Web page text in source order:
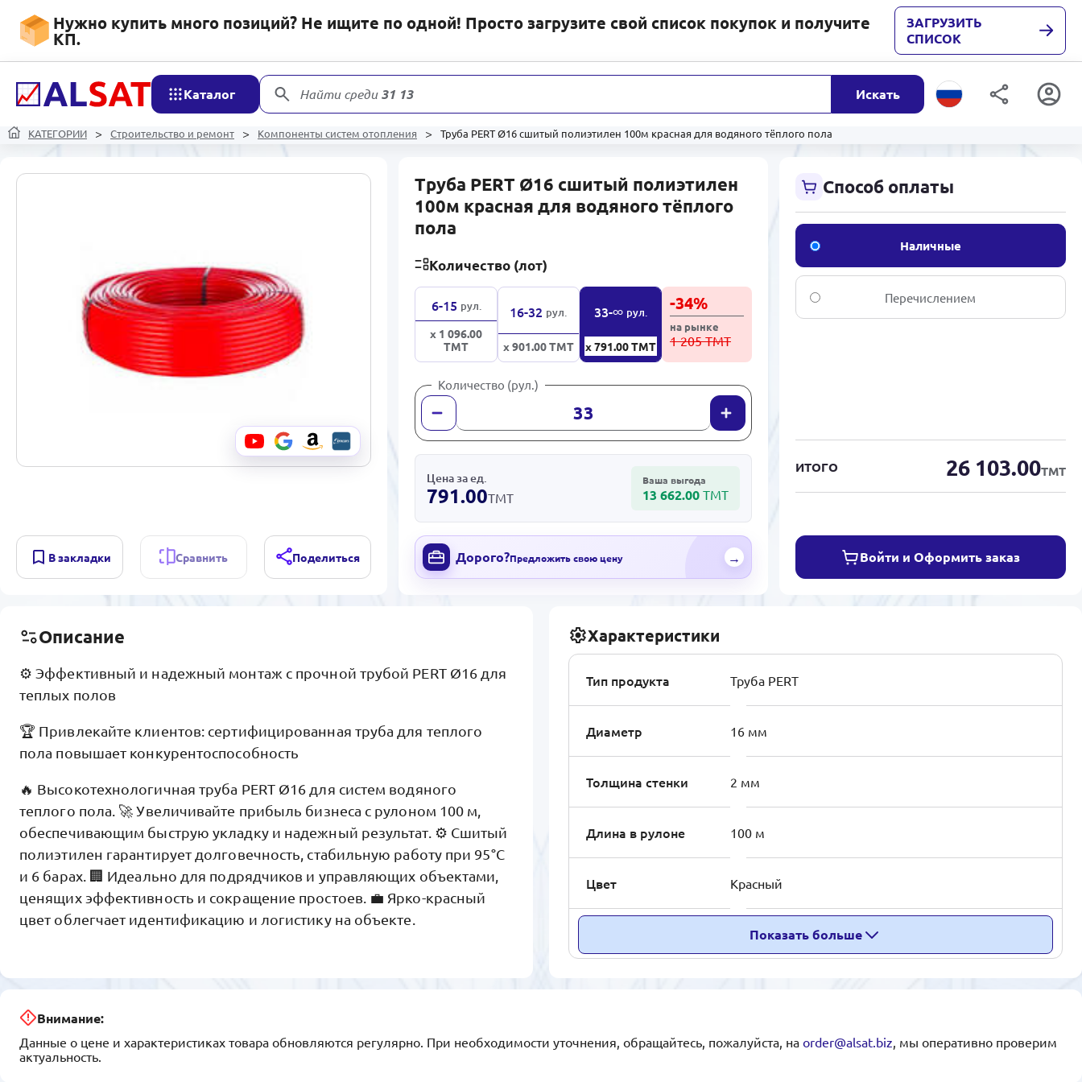
Нужно купить много позиций? Не ищите по одной! Просто загрузите свой список покупок и получите
КП.
ЗАГРУЗИТЬ
СПИСОК
Каталог Найти среди31 132 Искать
КАТЕГОРИИ Строительство и ремонт Компоненты систем отопления Труба PERT Ø16 сшитый полиэтилен 100м красная для водяного тёплого пола
В закладки Сравнить Поделиться
Труба PERT Ø16 сшитый полиэтилен
100м красная для водяного тёплого
пола
Количество (лот)
6-15 рул.
x 1 096.00
ТМТ
16-32 рул.
x 901.00ТМТ
33-∞ рул.
x 791.00ТМТ
-34%
на рынке
1 205 ТМТ
Количество (рул.)
Цена за ед.
791.00ТМТ
Ваша выгода
13 662.00 ТМТ
Дорого?Предложить свою цену →
Способ оплаты
Наличные
Перечислением
ИТОГО 26 103.00ТМТ
Войти и Оформить заказ
Описание
⚙️ Эффективный и надежный монтаж с прочной трубой PERT Ø16 для
теплых полов
🏆 Привлекайте клиентов: сертифицированная труба для теплого
пола повышает конкурентоспособность
🔥 Высокотехнологичная труба PERT Ø16 для систем водяного
теплого пола. 🚀 Увеличивайте прибыль бизнеса с рулоном 100 м,
обеспечивающим быструю укладку и надежный результат. ⚙️ Сшитый
полиэтилен гарантирует долговечность, стабильную работу при 95°C
и 6 барах. 🏢 Идеально для подрядчиков и управляющих объектами,
ценящих эффективность и сокращение простоев. 💼 Ярко-красный
цвет облегчает идентификацию и логистику на объекте.
Характеристики
Тип продукта Труба PERT
Диаметр 16 мм
Толщина стенки 2 мм
Длина в рулоне 100 м
Цвет Красный
Показать больше
Внимание:
Данные о цене и характеристиках товара обновляются регулярно. При необходимости уточнения, обращайтесь, пожалуйста, на order@alsat.biz, мы оперативно проверим
актуальность.